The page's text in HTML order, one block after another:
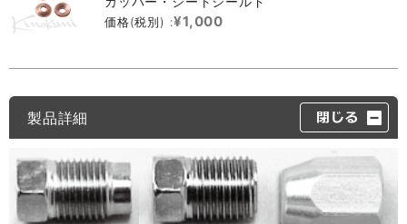
価格(税別) :¥1,000
製品詳細